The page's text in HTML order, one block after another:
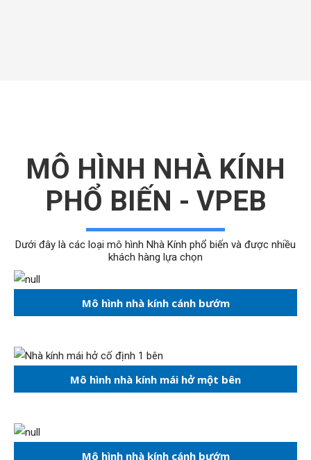
MÔ HÌNH NHÀ KÍNH
PHỔ BIẾN - VPEB
Dưới đây là các loại mô hình Nhà Kính phổ biến và được nhiều
khách hàng lựa chọn
Mô hình nhà kính cánh bướm
Mô hình nhà kính mái hở một bên
Mô hình nhà kính cánh bướm